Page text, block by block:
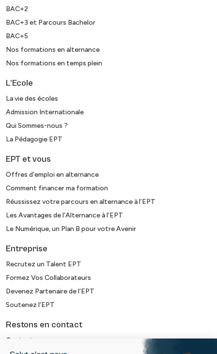
BAC+2
BAC+3 et Parcours Bachelor
BAC+5
Nos formations en alternance
Nos formations en temps plein
L’Ecole
La vie des écoles
Admission Internationale
Qui Sommes-nous ?
La Pédagogie EPT
EPT et vous
Offres d’emploi en alternance
Comment financer ma formation
Réussissez votre parcours en alternance à l’EPT
Les Avantages de l’Alternance à l’EPT
Le Numérique, un Plan B pour votre Avenir
Entreprise
Recrutez un Talent EPT
Formez Vos Collaborateurs
Devenez Partenaire de l’EPT
Soutenez l’EPT
Restons en contact
Contact